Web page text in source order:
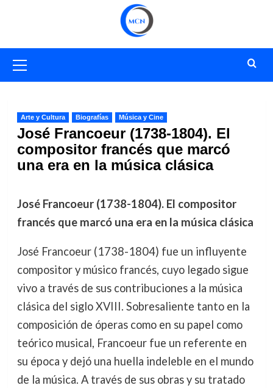
primario
Arte y Cultura Biografías Música y Cine
José Francoeur (1738-1804). El
compositor francés que marcó
una era en la música clásica
José Francoeur (1738-1804). El compositor
francés que marcó una era en la música clásica
José Francoeur (1738-1804) fue un influyente
compositor y músico francés, cuyo legado sigue
vivo a través de sus contribuciones a la música
clásica del siglo XVIII. Sobresaliente tanto en la
composición de óperas como en su papel como
teórico musical, Francoeur fue un referente en
su época y dejó una huella indeleble en el mundo
de la música. A través de sus obras y su tratado